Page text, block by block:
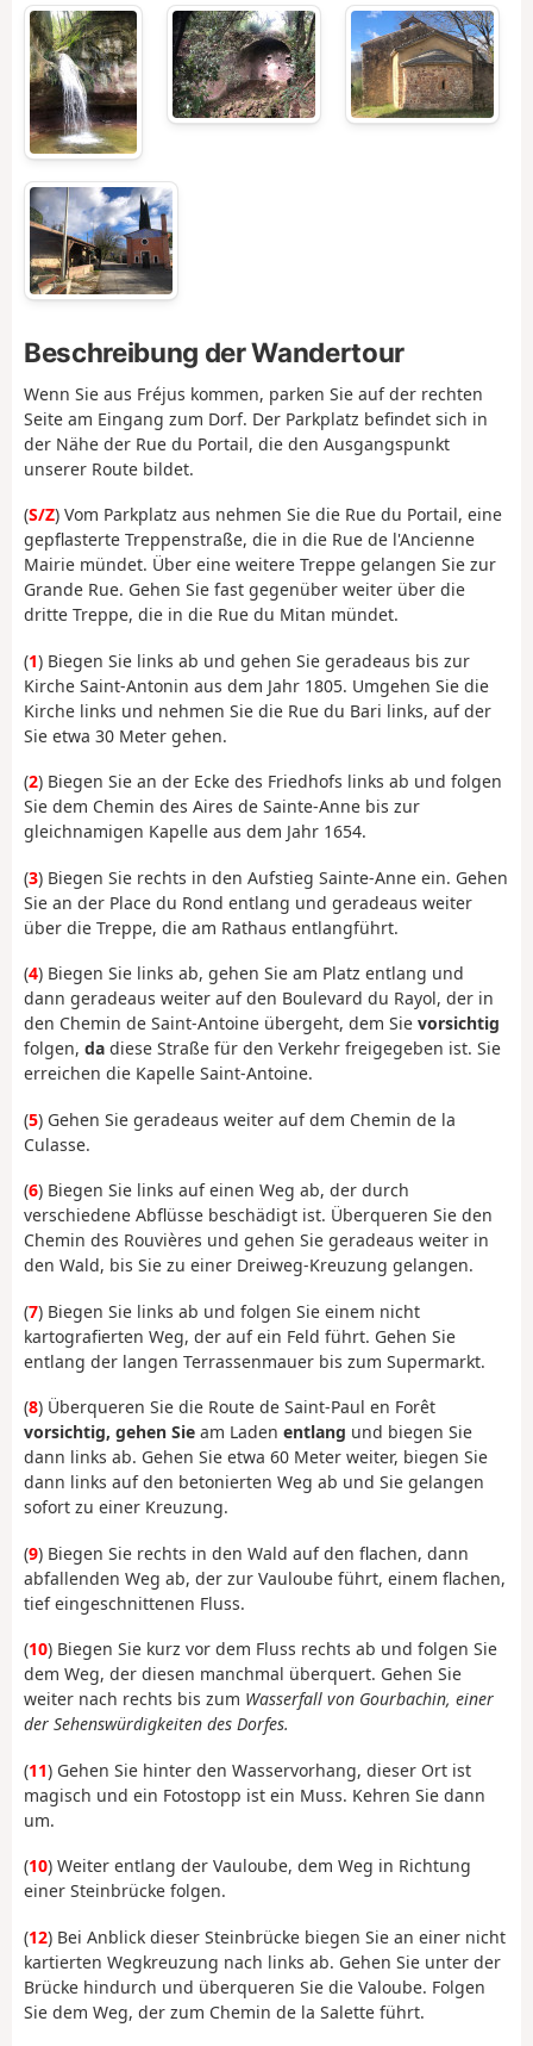
Beschreibung der Wandertour
Wenn Sie aus Fréjus kommen, parken Sie auf der rechten
Seite am Eingang zum Dorf. Der Parkplatz befindet sich in
der Nähe der Rue du Portail, die den Ausgangspunkt
unserer Route bildet.
(S/Z) Vom Parkplatz aus nehmen Sie die Rue du Portail, eine
gepflasterte Treppenstraße, die in die Rue de l'Ancienne
Mairie mündet. Über eine weitere Treppe gelangen Sie zur
Grande Rue. Gehen Sie fast gegenüber weiter über die
dritte Treppe, die in die Rue du Mitan mündet.
(1) Biegen Sie links ab und gehen Sie geradeaus bis zur
Kirche Saint-Antonin aus dem Jahr 1805. Umgehen Sie die
Kirche links und nehmen Sie die Rue du Bari links, auf der
Sie etwa 30 Meter gehen.
(2) Biegen Sie an der Ecke des Friedhofs links ab und folgen
Sie dem Chemin des Aires de Sainte-Anne bis zur
gleichnamigen Kapelle aus dem Jahr 1654.
(3) Biegen Sie rechts in den Aufstieg Sainte-Anne ein. Gehen
Sie an der Place du Rond entlang und geradeaus weiter
über die Treppe, die am Rathaus entlangführt.
(4) Biegen Sie links ab, gehen Sie am Platz entlang und
dann geradeaus weiter auf den Boulevard du Rayol, der in
den Chemin de Saint-Antoine übergeht, dem Sie vorsichtig
folgen, da diese Straße für den Verkehr freigegeben ist. Sie
erreichen die Kapelle Saint-Antoine.
(5) Gehen Sie geradeaus weiter auf dem Chemin de la
Culasse.
(6) Biegen Sie links auf einen Weg ab, der durch
verschiedene Abflüsse beschädigt ist. Überqueren Sie den
Chemin des Rouvières und gehen Sie geradeaus weiter in
den Wald, bis Sie zu einer Dreiweg-Kreuzung gelangen.
(7) Biegen Sie links ab und folgen Sie einem nicht
kartografierten Weg, der auf ein Feld führt. Gehen Sie
entlang der langen Terrassenmauer bis zum Supermarkt.
(8) Überqueren Sie die Route de Saint-Paul en Forêt
vorsichtig, gehen Sie am Laden entlang und biegen Sie
dann links ab. Gehen Sie etwa 60 Meter weiter, biegen Sie
dann links auf den betonierten Weg ab und Sie gelangen
sofort zu einer Kreuzung.
(9) Biegen Sie rechts in den Wald auf den flachen, dann
abfallenden Weg ab, der zur Vauloube führt, einem flachen,
tief eingeschnittenen Fluss.
(10) Biegen Sie kurz vor dem Fluss rechts ab und folgen Sie
dem Weg, der diesen manchmal überquert. Gehen Sie
weiter nach rechts bis zum Wasserfall von Gourbachin, einer
der Sehenswürdigkeiten des Dorfes.
(11) Gehen Sie hinter den Wasservorhang, dieser Ort ist
magisch und ein Fotostopp ist ein Muss. Kehren Sie dann
um.
(10) Weiter entlang der Vauloube, dem Weg in Richtung
einer Steinbrücke folgen.
(12) Bei Anblick dieser Steinbrücke biegen Sie an einer nicht
kartierten Wegkreuzung nach links ab. Gehen Sie unter der
Brücke hindurch und überqueren Sie die Valoube. Folgen
Sie dem Weg, der zum Chemin de la Salette führt.